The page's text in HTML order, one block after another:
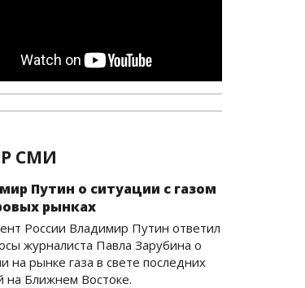
СМИ
Путин о ситуации с газом
рынках
России Владимир Путин ответил
журналиста Павла Зарубина о
на рынке газа в свете последних
на Ближнем Востоке.